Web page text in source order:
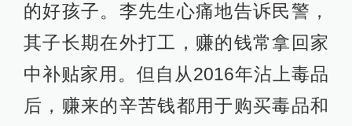
的好孩子。李先生心痛地告诉民警，
其子长期在外打工，赚的钱常拿回家
中补贴家用。但自从2016年沾上毒品
后，赚来的辛苦钱都用于购买毒品和